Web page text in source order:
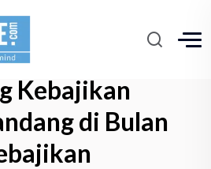
Kebajikan
di Bulan